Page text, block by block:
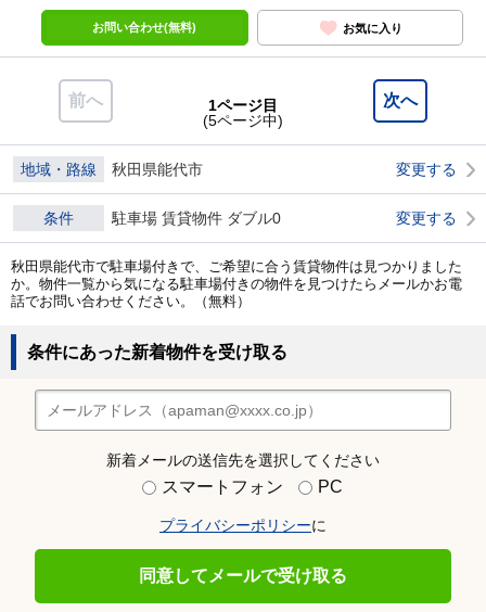
お問い合わせ(無料) お気に入り
前へ 次へ
1ページ目
(5ページ中)
地域・路線 秋田県能代市 変更する
条件 駐車場 賃貸物件 ダブル0 変更する
秋田県能代市で駐車場付きで、ご希望に合う賃貸物件は見つかりました
か。物件一覧から気になる駐車場付きの物件を見つけたらメールかお電
話でお問い合わせください。（無料）
条件にあった新着物件を受け取る
新着メールの送信先を選択してください
スマートフォン PC
プライバシーポリシーに
同意してメールで受け取る